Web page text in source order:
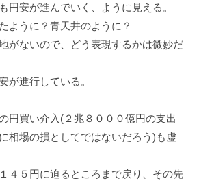
円安が進んでいく、ように見える。
ように？青天井のように？
がないので、どう表現するかは微妙だ
が進行している。
円買い介入(２兆８０００億円の支出
相場の損としてではないだろう)も虚
４５円に迫るところまで戻り、その先